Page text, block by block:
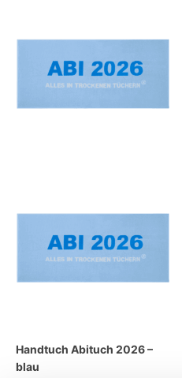
Handtuch Abituch 2026 –
blau